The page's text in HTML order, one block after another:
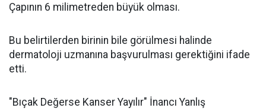
Çapının 6 milimetreden büyük olması.
Bu belirtilerden birinin bile görülmesi halinde
dermatoloji uzmanına başvurulması gerektiğini ifade
etti.
"Bıçak Değerse Kanser Yayılır" İnancı Yanlış